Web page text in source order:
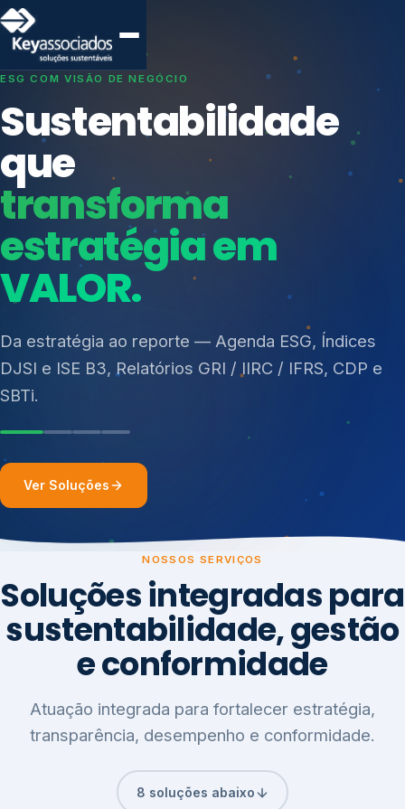
SISTEMAS DE GESTÃO OTIMIZADOS E INTEGRADOS
Conformidade que
protege seu
negócio.
Consultoria, auditoria e treinamentos em ISO 27001,
ISO 27701, ISO 42001, ISO 37001, ISO 9001, ISO
resíduos sólidos (PGRS/PMGRS).
Índices de Mercado
Mudanças Climáticas
Reputação e Cadeia
Reporte Regulatório
Ver Soluções
NOSSOS SERVIÇOS
Soluções integradas para
sustentabilidade, gestão
e conformidade
Atuação integrada para fortalecer estratégia,
transparência, desempenho e conformidade.
8 soluções abaixo